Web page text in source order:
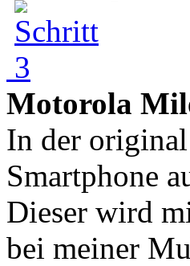
Motorola
In der
Smartphone
Dieser wird
bei meiner